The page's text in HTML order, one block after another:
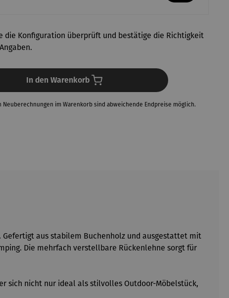
die Konfiguration überprüft und bestätige die Richtigkeit
In den Warenkorb
Neuberechnungen im Warenkorb sind abweichende Endpreise möglich.
aus stabilem Buchenholz und ausgestattet mit
Die mehrfach verstellbare Rückenlehne sorgt für
sich nicht nur ideal als stilvolles Outdoor-Möbelstück,